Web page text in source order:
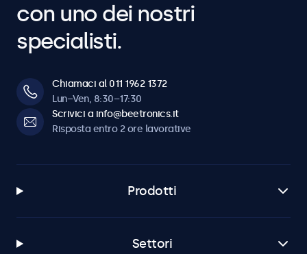
con uno dei nostri
specialisti.
Chiamaci al 011 1962 1372
Lun–Ven, 8:30–17:30
Scrivici a info@beetronics.it
Risposta entro 2 ore lavorative
Prodotti
Settori